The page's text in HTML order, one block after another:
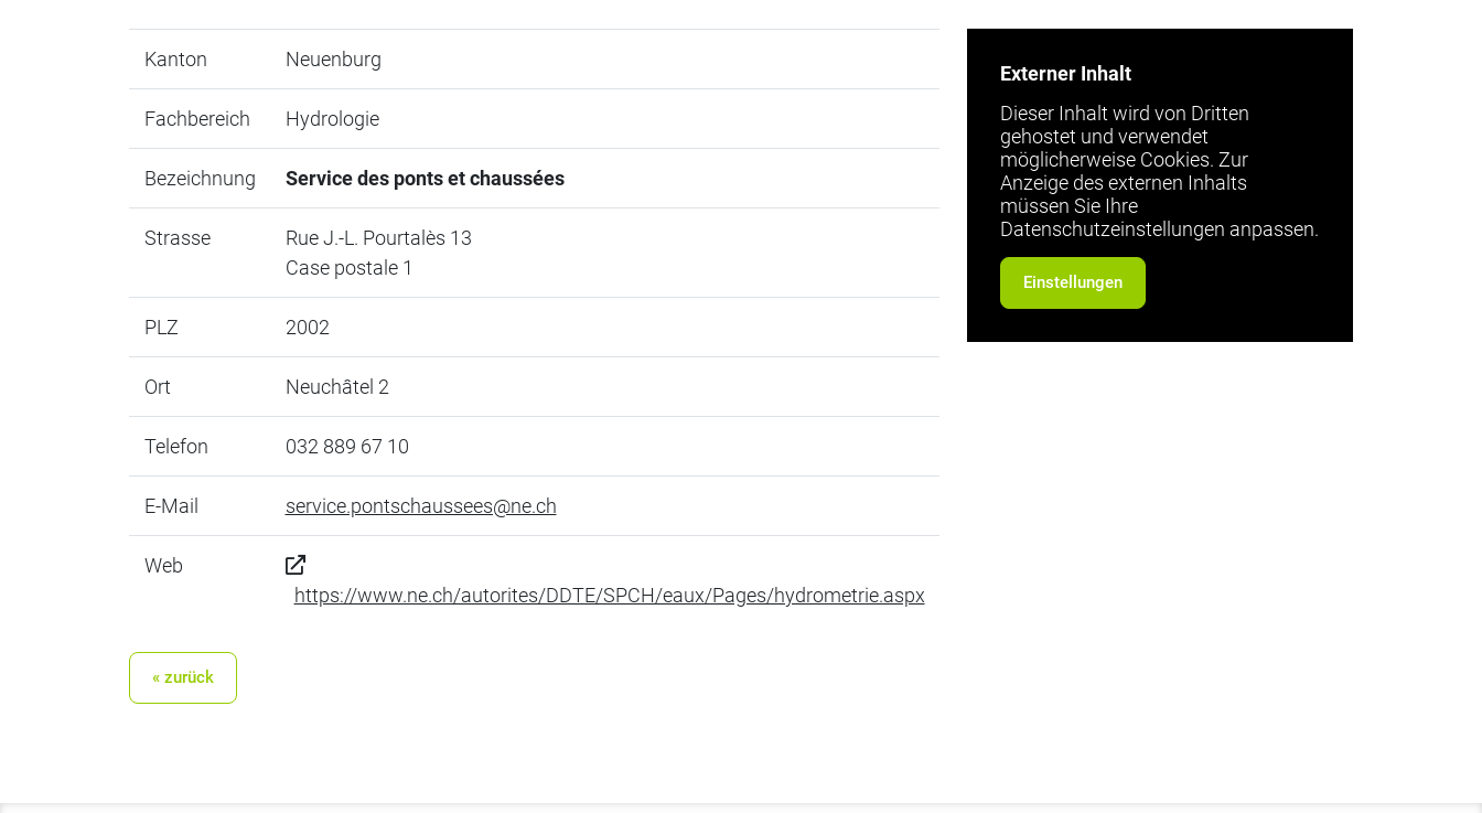
Kanton Neuenburg
Fachbereich Hydrologie
Bezeichnung Service des ponts et chaussées
Strasse
Rue J.-L. Pourtalès 13
Case postale 1
PLZ 2002
Ort Neuchâtel 2
Telefon 032 889 67 10
E-Mail service.pontschaussees@ne.ch
Web
https://www.ne.ch/autorites/DDTE/SPCH/eaux/Pages/hydrometrie.aspx
Externer Inhalt
Dieser Inhalt wird von Dritten
gehostet und verwendet
möglicherweise Cookies. Zur
Anzeige des externen Inhalts
müssen Sie Ihre
Datenschutzeinstellungen anpassen.
Einstellungen
« zurück